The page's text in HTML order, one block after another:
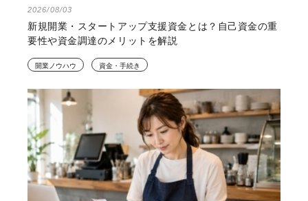
2026/08/03
新規開業・スタートアップ支援資金とは？自己資金の重
要性や資金調達のメリットを解説
開業ノウハウ 資金・手続き